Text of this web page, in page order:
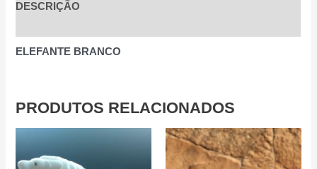
DESCRIÇÃO
ELEFANTE BRANCO
PRODUTOS RELACIONADOS